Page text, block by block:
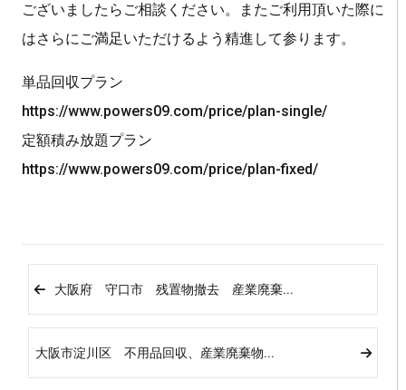
ございましたらご相談ください。またご利用頂いた際に
はさらにご満足いただけるよう精進して参ります。
単品回収プラン
https://www.powers09.com/price/plan-single/
定額積み放題プラン
https://www.powers09.com/price/plan-fixed/
大阪府 守口市 残置物撤去 産業廃棄...
大阪市淀川区 不用品回収、産業廃棄物...